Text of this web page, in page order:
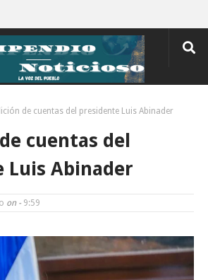
de cuentas del presidente Luis Abinader
cuentas del
Luis Abinader
on - 9:59